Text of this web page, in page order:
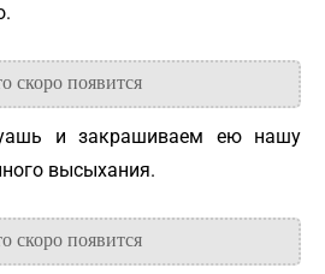
и закрашиваем ею нашу
высыхания.